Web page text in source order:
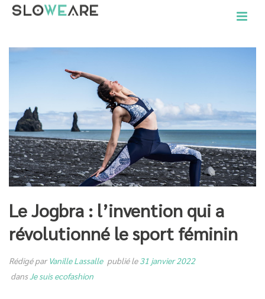
Le Jogbra : l’invention qui a
révolutionné le sport féminin
Rédigé parVanille Lassalle publié le31 janvier 2022
dansJe suis ecofashion